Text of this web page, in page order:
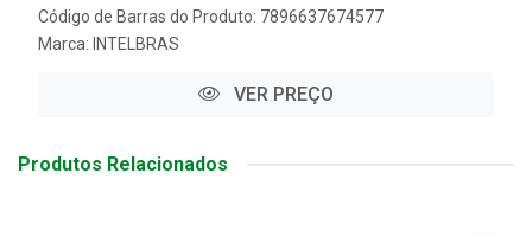
Código de Barras do Produto: 7896637674577
Marca: INTELBRAS
VER PREÇO
Produtos Relacionados